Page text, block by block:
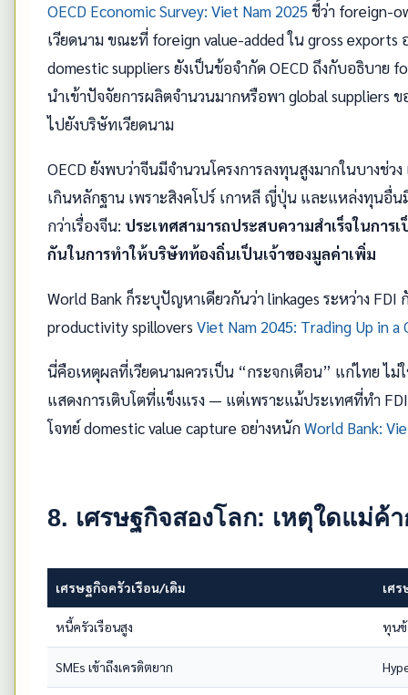
OECD Economic Survey: Viet Nam 2025ชี้ว่า foreign-
เวียดนาม ขณะที่ foreign value-added ใน gross exports
domestic suppliers ยังเป็นข้อจำกัด OECD ถึงกับอธิบาย
นำเข้าปัจจัยการผลิตจำนวนมากหรือพา global suppliers
ไปยังบริษัทเวียดนาม
OECD ยังพบว่าจีนมีจำนวนโครงการลงทุนสูงมากในบางช่
เกินหลักฐาน เพราะสิงคโปร์ เกาหลี ญี่ปุ่น และแหล่งทุนอื่
กว่าเรื่องจีน: ประเทศสามารถประสบความสำเร็จในการ
กันในการทำให้บริษัทท้องถิ่นเป็นเจ้าของมูลค่าเพิ่ม
World Bank ก็ระบุปัญหาเดียวกันว่า linkages ระหว่าง
productivity spillovers Viet Nam 2045: Trading Up in a
นี่คือเหตุผลที่เวียดนามควรเป็น “กระจกเตือน” แก่ไทย ไม่
แสดงการเติบโตที่แข็งแรง — แต่เพราะแม้ประเทศที่ทำ
โจทย์ domestic value capture อย่างหนักWorld Bank:
8. เศรษฐกิจสองโลก: เหตุใดแม่
เศรษฐกิจครัวเรือน/เดิม เศ
หนี้ครัวเรือนสูง ทุนข้
SMEs เข้าถึงเครดิตยาก